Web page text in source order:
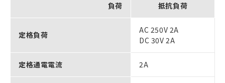
負荷 抵抗負荷
定格負荷
AC 250V 2A
DC 30V 2A
定格通電電流 2A